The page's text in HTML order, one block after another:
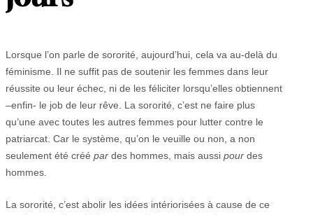
Lorsque l’on parle de sororité, aujourd’hui, cela va au-delà du
féminisme. Il ne suffit pas de soutenir les femmes dans leur
réussite ou leur échec, ni de les féliciter lorsqu’elles obtiennent
–enfin- le job de leur rêve. La sororité, c’est ne faire plus
qu’une avec toutes les autres femmes pour lutter contre le
patriarcat. Car le système, qu’on le veuille ou non, a non
seulement été créé par des hommes, mais aussi pour des
hommes.
La sororité, c’est abolir les idées intériorisées à cause de ce